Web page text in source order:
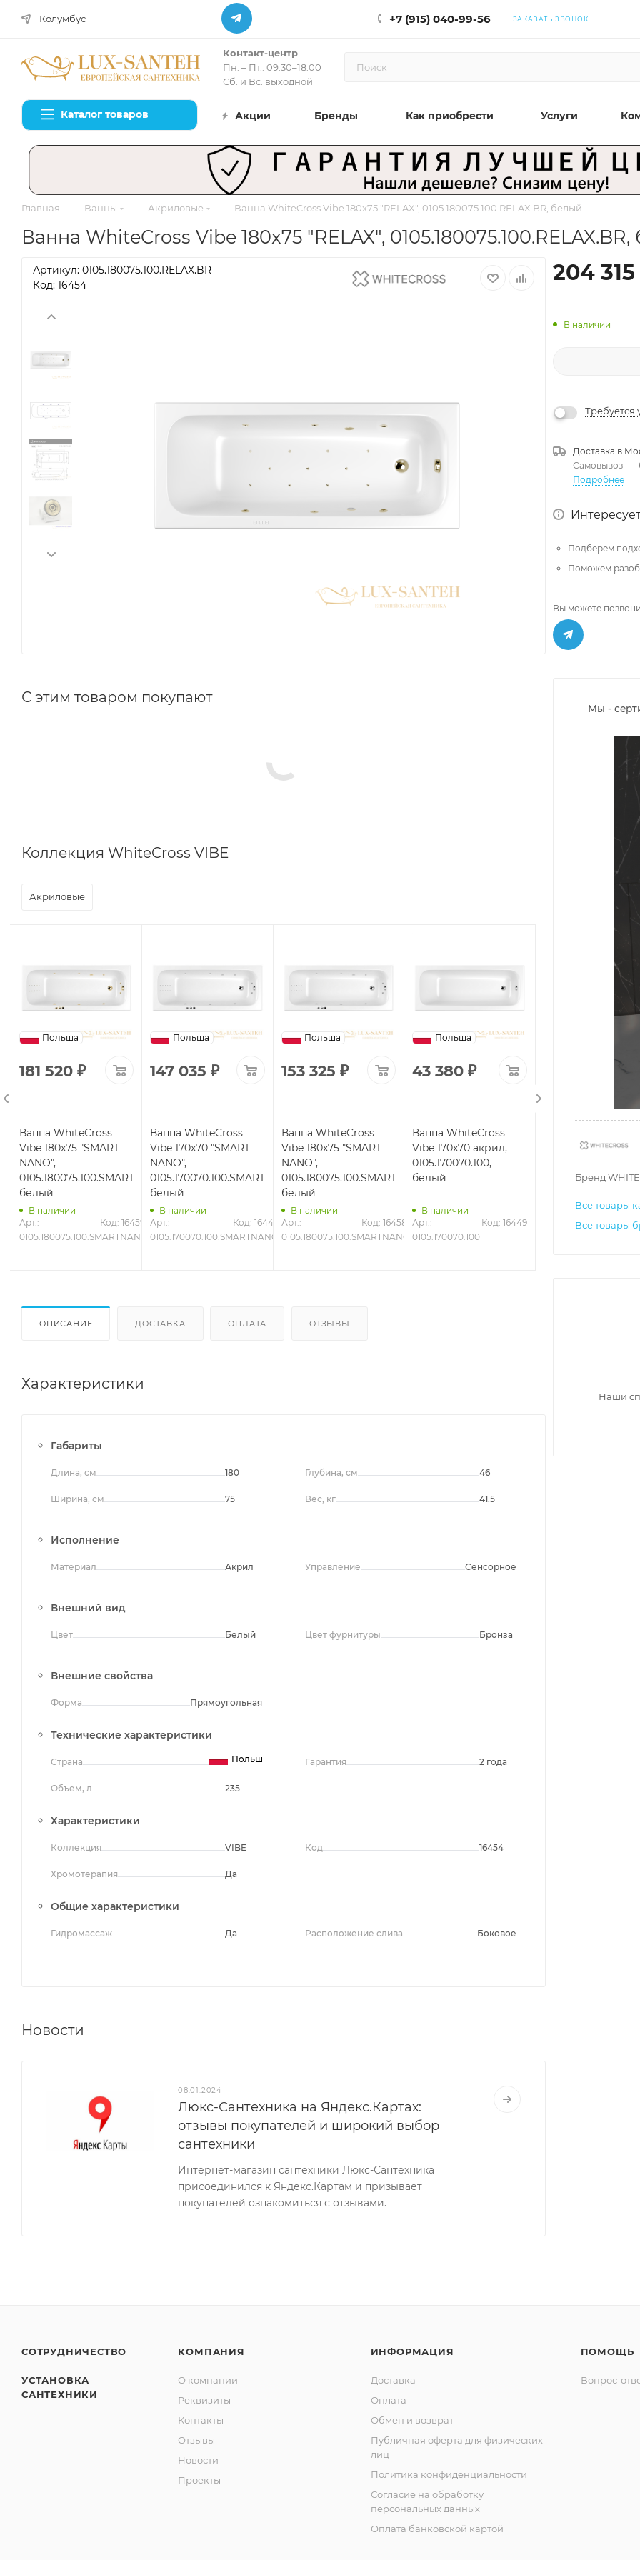
Колумбус +7 (915) 040-99-56 ЗАКАЗАТЬ ЗВОНОК
Контакт-центр
Пн. – Пт.: 09:30–18:00
Сб. и Вс. выходной
Каталог товаров Акции Бренды Как приобрести Услуги
Главная — Ванны — Акриловые — Ванна WhiteCross Vibe 180x75 "RELAX", 0105.180075.100.RELAX.BR, белый
Ванна WhiteCross Vibe 180x75 "RELAX",
Артикул: 0105.180075.100.RELAX.BR
Код: 16454
С этим товаром покупают
Коллекция WhiteCross VIBE
Акриловые
Польша
181 520₽
Ванна WhiteCross
Vibe 180x75 "SMART
NANO",
0105.180075.100.SMARTNANO.GL,
белый
В наличии
Арт.:
0105.180075.100.SMARTNANO.GL
Код: 16459
Польша
147 035 ₽
Ванна WhiteCross
Vibe 170x70 "SMART
NANO",
0105.170070.100.SMARTNANO.CR,
белый
В наличии
Арт.:
0105.170070.100.SMARTNANO.CR
Код: 16441
Польша
153 325 ₽
Ванна WhiteCross
Vibe 180x75 "SMART
NANO",
0105.180075.100.SMARTNANO.CR,
белый
В наличии
Арт.:
0105.180075.100.SMARTNANO.CR
Код: 16458
Польша
43 380 ₽
Ванна WhiteCross
Vibe 170x70 акрил,
0105.170070.100,
белый
В наличии
Арт.:
0105.170070.100
Код: 16449
Vibe 180x75 "SOFT",
белый
В наличии
ОПИСАНИЕ ДОСТАВКА ОПЛАТА ОТЗЫВЫ
Характеристики
Габариты
Длина, см 180
Ширина, см 75
Глубина, см 46
Вес, кг 41.5
Исполнение
Материал Акрил Управление Сенсорное
Внешний вид
Цвет Белый Цвет фурнитуры Бронза
Внешние свойства
Форма Прямоугольная
Технические характеристики
Страна Польша
Объем, л 235
Гарантия 2 года
Характеристики
Коллекция VIBE
Хромотерапия Да
Код 16454
Общие характеристики
Гидромассаж Да Расположение слива Боковое
Новости
08.01.2024
Люкс-Сантехника на Яндекс.Картах:
отзывы покупателей и широкий выбор
сантехники
Интернет-магазин сантехники Люкс-Сантехника
присоединился к Яндекс.Картам и призывает
покупателей ознакомиться с отзывами.
204 315
В наличии
Требуется
Доставка в
Самовывоз —
Подробнее
Подберем
Поможем
Вы можете
Мы -
Бренд
Все товары
Все товары
Наши
СОТРУДНИЧЕСТВО
УСТАНОВКА
САНТЕХНИКИ
КОМПАНИЯ
О компании
Реквизиты
Контакты
Отзывы
Новости
Проекты
ИНФОРМАЦИЯ
Доставка
Оплата
Обмен и возврат
Публичная оферта для физических
лиц
Политика конфиденциальности
Согласие на обработку
персональных данных
Оплата банковской картой
ПОМОЩЬ
Вопрос-